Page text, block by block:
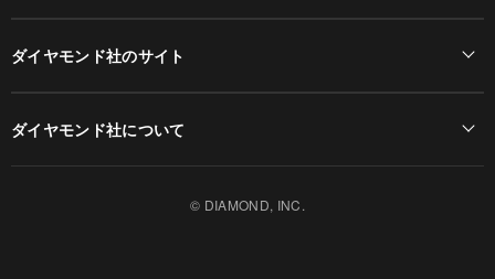
ダイヤモンド社のサイト
ダイヤモンド社について
© DIAMOND, INC.